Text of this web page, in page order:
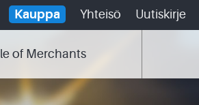
Kauppa Yhteisö Uutiskirje
of Merchants